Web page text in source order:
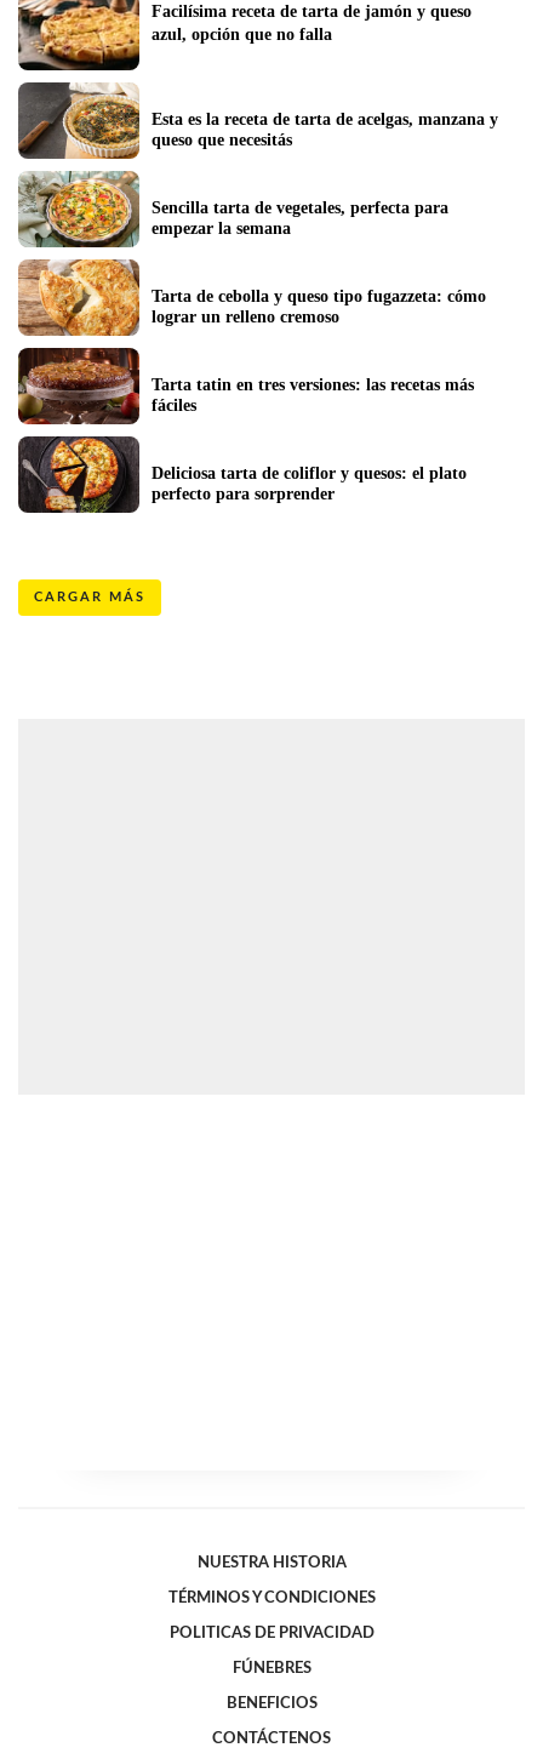
Facilísima receta de tarta de jamón y queso
azul, opción que no falla
Esta es la receta de tarta de acelgas, manzana y
queso que necesitás
Sencilla tarta de vegetales, perfecta para
empezar la semana
Tarta de cebolla y queso tipo fugazzeta: cómo
Tarta tatin en tres versiones: las recetas más
fáciles
Deliciosa tarta de coliflor y quesos: el plato
perfecto para sorprender
CARGAR MÁS
NUESTRA HISTORIA
TÉRMINOS Y CONDICIONES
POLITICAS DE PRIVACIDAD
FÚNEBRES
BENEFICIOS
CONTÁCTENOS